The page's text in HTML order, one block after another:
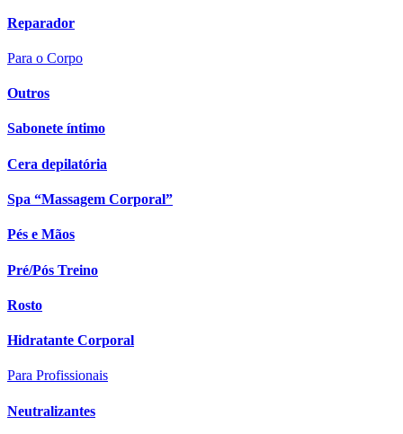
Reparador
Para o Corpo
Outros
Sabonete íntimo
Cera depilatória
Spa “Massagem Corporal”
Pés e Mãos
Pré/Pós Treino
Rosto
Hidratante Corporal
Para Profissionais
Neutralizantes